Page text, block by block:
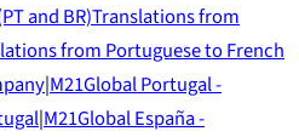
and BR)Translations from
from Portuguese to French
|M21Global Portugal -
|M21Global España -